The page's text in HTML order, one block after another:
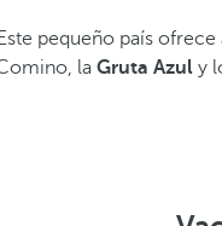
pequeño país
la Gruta Azul y